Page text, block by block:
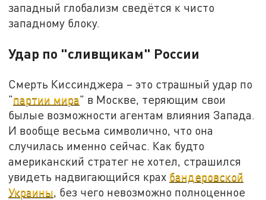
западный глобализм сведётся к чисто
западному блоку.
Удар по "сливщикам" России
Смерть Киссинджера – это страшный удар по
"партии мира" в Москве, теряющим свои
былые возможности агентам влияния Запада.
И вообще весьма символично, что она
случилась именно сейчас. Как будто
американский стратег не хотел, страшился
увидеть надвигающийся крах бандеровской
Украины, без чего невозможно полноценное